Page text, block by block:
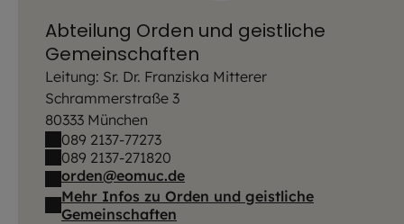
Abteilung Orden und geistliche
Gemeinschaften
Leitung: Sr. Dr. Franziska Mitterer
Schrammerstraße 3
80333 München
089 2137-77273
089 2137-271820
orden@eomuc.de
Mehr Infos zu Orden und geistliche
Gemeinschaften